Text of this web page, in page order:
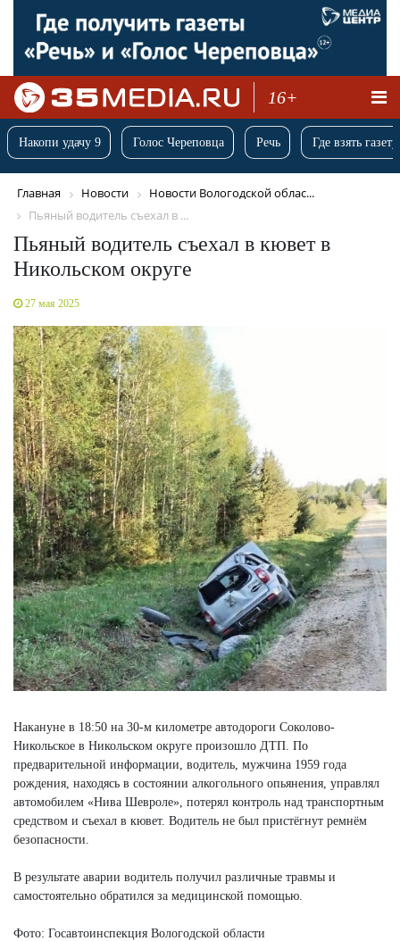
16+
Накопи удачу 9 Голос Череповца Речь Где взять
Главная Новости
Новости Вологодской облас...
Пьяный водитель съехал в ...
Пьяный водитель съехал в кювет в
Никольском округе
27 мая 2025
Накануне в 18:50 на 30-м километре автодороги Соколово-
Никольское в Никольском округе произошло ДТП. По
предварительной информации, водитель, мужчина 1959 года
рождения, находясь в состоянии алкогольного опьянения, управлял
автомобилем «Нива Шевроле», потерял контроль над транспортным
средством и съехал в кювет. Водитель не был пристёгнут ремнём
безопасности.
В результате аварии водитель получил различные травмы и
самостоятельно обратился за медицинской помощью.
Фото: Госавтоинспекция Вологодской области